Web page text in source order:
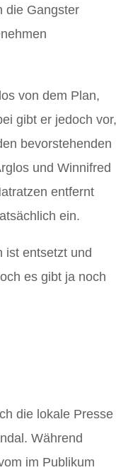
die Gangster
von dem Plan,
gibt er jedoch vor,
bevorstehenden
und Winnifred
entfernt
ein.
ist entsetzt und
es gibt ja noch
die lokale Presse
Während
im Publikum